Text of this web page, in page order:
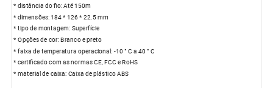
* distância do fio: Até 150m
* dimensões: 184 * 126 * 22.5 mm
* tipo de montagem: Superfície
* Opções de cor: Branco e preto
* faixa de temperatura operacional: -10 ° C a 40 ° C
* certificado com as normas CE, FCC e RoHS
* material de caixa: Caixa de plástico ABS